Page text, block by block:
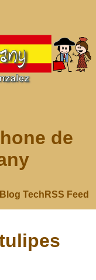
de
Blog Tech RSS Feed